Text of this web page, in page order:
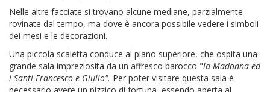
Nelle altre facciate si trovano alcune mediane, parzialmente
rovinate dal tempo, ma dove è ancora possibile vedere i simboli
dei mesi e le decorazioni.
Una piccola scaletta conduce al piano superiore, che ospita una
grande sala impreziosita da un affresco barocco "la Madonna ed
i Santi Francesco e Giulio". Per poter visitare questa sala è